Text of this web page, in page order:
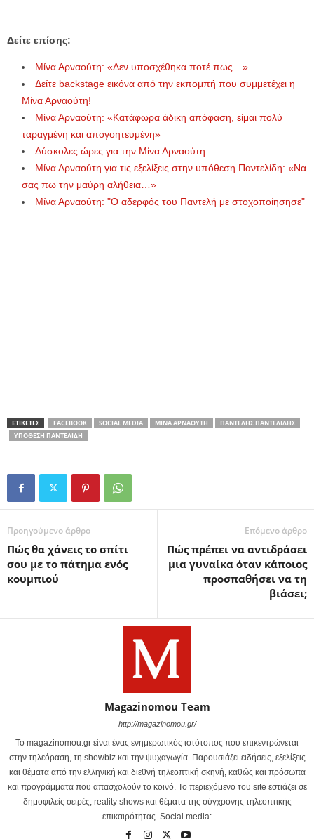
Δείτε επίσης:
Μίνα Αρναούτη: «Δεν υποσχέθηκα ποτέ πως…»
Δείτε backstage εικόνα από την εκπομπή που συμμετέχει η
Μίνα Αρναούτη!
Μίνα Αρναούτη: «Κατάφωρα άδικη απόφαση, είμαι πολύ
ταραγμένη και απογοητευμένη»
Δύσκολες ώρες για την Μίνα Αρναούτη
Μίνα Αρναούτη για τις εξελίξεις στην υπόθεση Παντελίδη: «Να
σας πω την μαύρη αλήθεια…»
Μίνα Αρναούτη: "Ο αδερφός του Παντελή με στοχοποίησησε"
ΕΤΙΚΕΤΕΣ FACEBOOK SOCIAL MEDIA ΜΊΝΑ ΑΡΝΑΟΎΤΗ
ΠΑΝΤΕΛΉΣ ΠΑΝΤΕΛΊΔΗΣ
ΥΠΌΘΕΣΗ ΠΑΝΤΕΛΊΔΗ
Προηγούμενο άρθρο
Πώς θα χάνεις το σπίτι
σου με το πάτημα ενός
κουμπιού
Επόμενο άρθρο
Πώς πρέπει να αντιδράσει
μια γυναίκα όταν κάποιος
προσπαθήσει να τη
βιάσει;
Magazinomou Team
http://magazinomou.gr/
Το magazinomou.gr είναι ένας ενημερωτικός ιστότοπος που επικεντρώνεται
στην τηλεόραση, τη showbiz και την ψυχαγωγία. Παρουσιάζει ειδήσεις, εξελίξεις
και θέματα από την ελληνική και διεθνή τηλεοπτική σκηνή, καθώς και πρόσωπα
και προγράμματα που απασχολούν το κοινό. Το περιεχόμενο του site εστιάζει σε
δημοφιλείς σειρές, reality shows και θέματα της σύγχρονης τηλεοπτικής
επικαιρότητας. Social media: